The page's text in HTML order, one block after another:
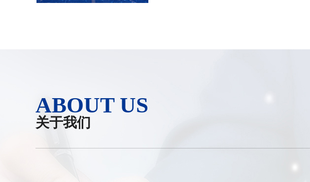
ABOUT US
关于我们